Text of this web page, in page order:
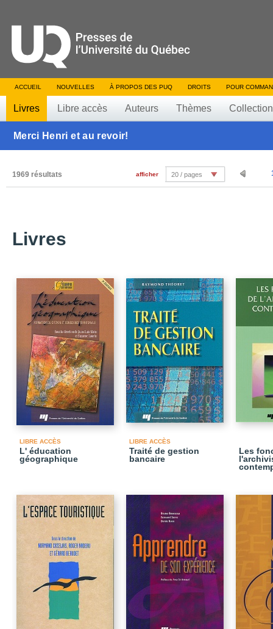
ACCUEIL NOUVELLES À PROPOS DES PUQ DROITS POUR
Livres Libre accès Auteurs Thèmes
Merci Henri et au revoir!
1969 résultats afficher 20 / pages
Livres
LIBRE ACCÈS
L' éducation
géographique
LIBRE ACCÈS
Traité de gestion
bancaire
Les